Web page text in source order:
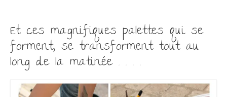
Et ces magnifiques palettes qui se
forment, se transforment tout au
long de la matinée . . . .